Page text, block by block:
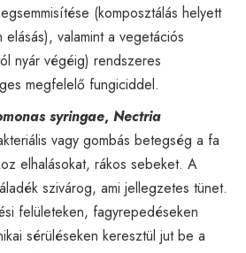
(komposztálás helyett
valamint a vegetációs
nyár végéig) rendszeres
megfelelő fungiciddel.
syringae, Nectria
vagy gombás betegség a fa
elhalásokat, rákos sebeket. A
szivárog, ami jellegzetes tünet.
felületeken, fagyrepedéseken
sérüléseken keresztül jut be a